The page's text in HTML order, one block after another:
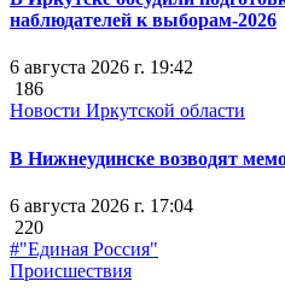
наблюдателей к выборам-2026
6 августа 2026 г. 19:42
186
Новости Иркутской области
В Нижнеудинске возводят
6 августа 2026 г. 17:04
220
#"Единая Россия"
Происшествия